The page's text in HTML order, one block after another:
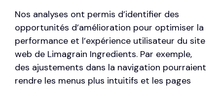
Nos analyses ont permis d’identifier des
opportunités d’amélioration pour optimiser la
performance et l’expérience utilisateur du site
web de Limagrain Ingredients. Par exemple,
des ajustements dans la navigation pourraient
rendre les menus plus intuitifs et les pages